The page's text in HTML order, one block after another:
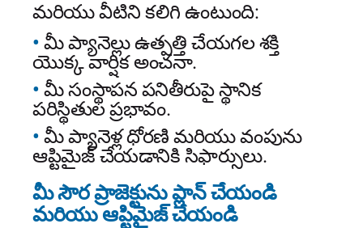
మరియు వీటిని కలిగి ఉంటుంది:
మీ ప్యానెల్లు ఉత్పత్తి చేయగల శక్తి
యొక్క వార్షిక అంచనా.
మీ సంస్థాపన పనితీరుపై స్థానిక
పరిస్థితుల ప్రభావం.
మీ ప్యానెళ్ల ధోరణి మరియు వంపును
ఆప్టిమైజ్ చేయడానికి సిఫార్సులు.
మీ సౌర ప్రాజెక్టును ప్లాన్ చేయండి
మరియు ఆప్టిమైజ్ చేయండి